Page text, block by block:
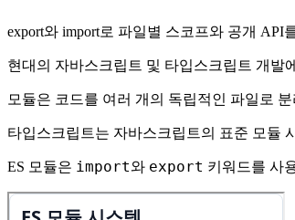
export와 import로 파일별 스코프와 공개 API
현대의 자바스크립트 및 타입스크립트 개발
모듈은 코드를 여러 개의 독립적인 파일로
타입스크립트는 자바스크립트의 표준 모듈
ES 모듈은 import와 export 키워드를 사